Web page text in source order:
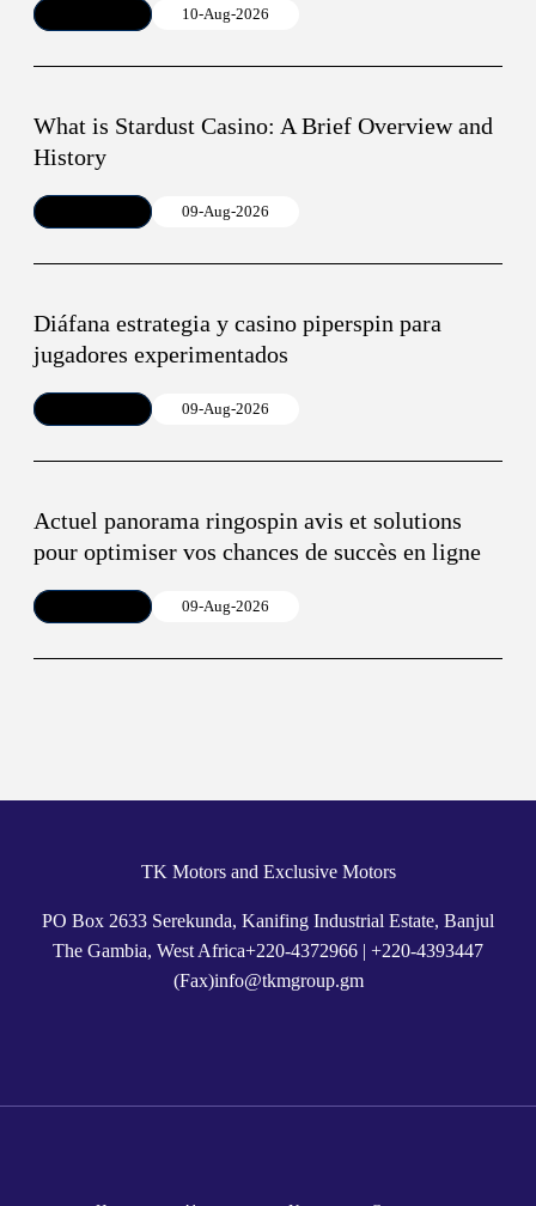
10-Aug-2026
What is Stardust Casino: A Brief Overview and
History
09-Aug-2026
Diáfana estrategia y casino piperspin para
jugadores experimentados
09-Aug-2026
Actuel panorama ringospin avis et solutions
pour optimiser vos chances de succès en ligne
09-Aug-2026
TK Motors and Exclusive Motors
PO Box 2633 Serekunda, Kanifing Industrial Estate, Banjul
The Gambia, West Africa+220-4372966 | +220-4393447
(Fax)info@tkmgroup.gm